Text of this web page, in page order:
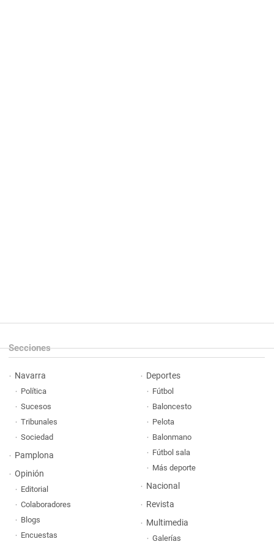
Secciones
Navarra
Política
Sucesos
Tribunales
Sociedad
Pamplona
Opinión
Editorial
Colaboradores
Blogs
Encuestas
Deportes
Fútbol
Baloncesto
Pelota
Balonmano
Fútbol sala
Más deporte
Nacional
Revista
Multimedia
Galerías